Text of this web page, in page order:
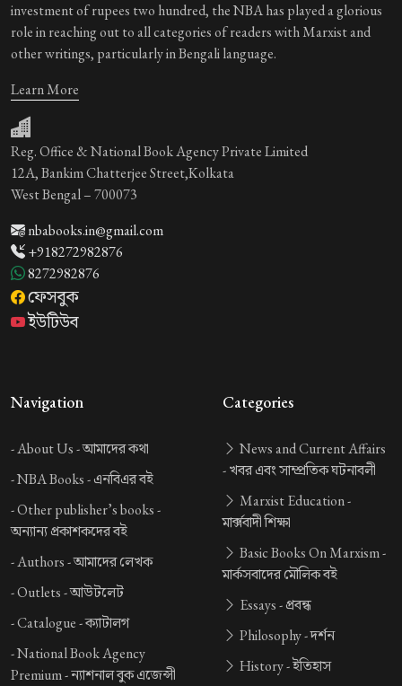
investment of rupees two hundred, the NBA has played a glorious
role in reaching out to all categories of readers with Marxist and
other writings, particularly in Bengali language.
Learn More
Reg. Office & National Book Agency Private Limited
12A, Bankim Chatterjee Street,Kolkata
West Bengal – 700073
nbabooks.in@gmail.com
+918272982876
8272982876
ফেসবুক
ইউটিউব
Navigation
-About Us -আমাদের কথা
-NBA Books -এনবিএর বই
-Other publisher’s books -
অন্যান্য প্রকাশকদের বই
-Authors -আমাদের লেখক
-Outlets -আউটলেট
-Catalogue -ক্যাটালগ
-National Book Agency
Premium -ন্যাশনাল বুক এজেন্সী
Categories
News and Current Affairs
-খবর এবং সাম্প্রতিক ঘটনাবলী
Marxist Education -
মার্ক্সবাদী শিক্ষা
Basic Books On Marxism -
মার্কসবাদের মৌলিক বই
Essays -প্রবন্ধ
Philosophy -দর্শন
History -ইতিহাস